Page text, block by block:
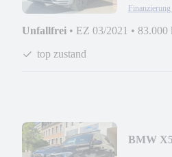
Finanzierung
Unfallfrei • EZ 03/2021 • 83.000
top zustand
BMW